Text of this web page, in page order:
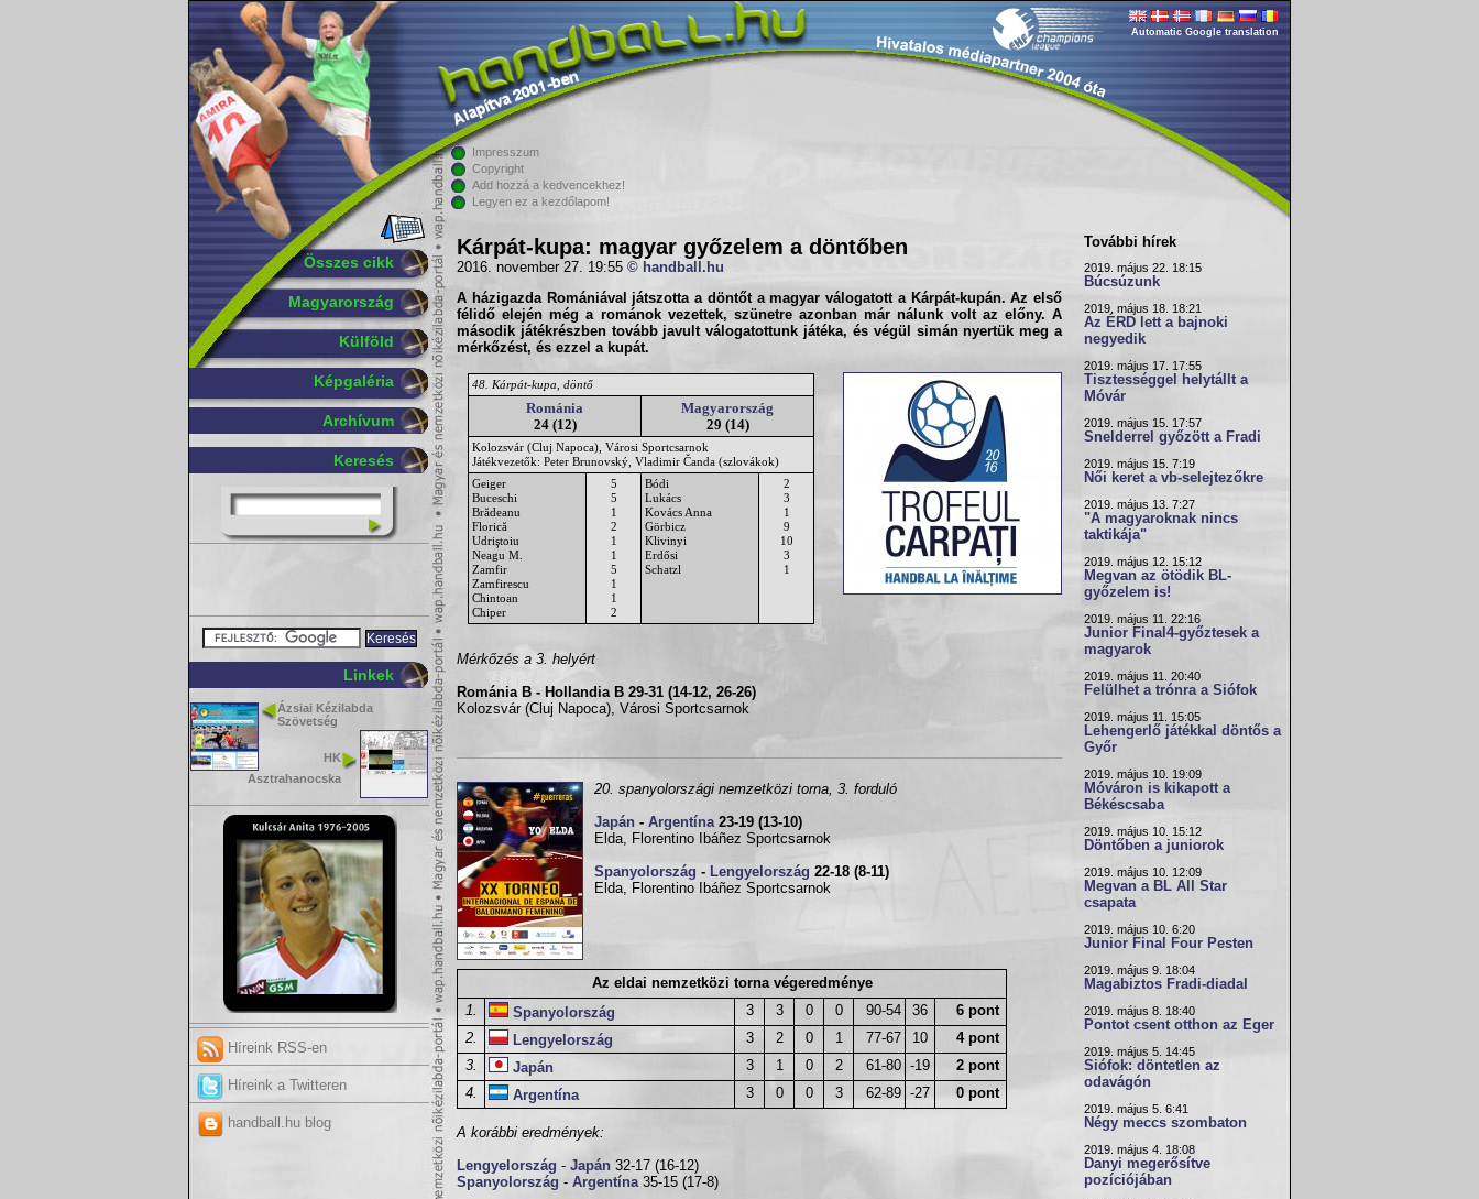
Összes cikk
Magyarország
Külföld
Képgaléria
Archívum
Keresés
Linkek
Ázsiai Kézilabda
Szövetség
HK
Asztrahanocska
Híreink RSS-en
Híreink a Twitteren
handball.hu blog
Automatic Google translation
Impresszum
Copyright
Add hozzá a kedvencekhez!
Legyen ez a kezdőlapom!
Kárpát-kupa: magyar győzelem a döntőben
2016. november 27. 19:55 © handball.hu
A házigazda Romániával játszotta a döntőt a magyar válogatott a Kárpát-kupán. Az első
félidő elején még a románok vezettek, szünetre azonban már nálunk volt az előny. A
második játékrészben tovább javult válogatottunk játéka, és végül simán nyertük meg a
mérkőzést, és ezzel a kupát.
48. Kárpát-kupa, döntő
Románia
24 (12)
Magyarország
29 (14)
Kolozsvár (Cluj Napoca), Városi Sportcsarnok
Játékvezetők: Peter Brunovský, Vladimir Čanda (szlovákok)
Geiger
Buceschi
Brădeanu
Florică
Udriştoiu
Neagu M.
Zamfir
Zamfirescu
Chintoan
Chiper
5
5
1
2
1
1
5
1
1
2
Bódi
Lukács
Kovács Anna
Görbicz
Klivinyi
Erdősi
Schatzl
2
3
1
9
10
3
1
Mérkőzés a 3. helyért
Románia B - Hollandia B 29-31 (14-12, 26-26)
Kolozsvár (Cluj Napoca), Városi Sportcsarnok
20. spanyolországi nemzetközi torna, 3. forduló
Japán - Argentína23-19 (13-10)
Elda, Florentino Ibáñez Sportcsarnok
Spanyolország - Lengyelország 22-18 (8-11)
Elda, Florentino Ibáñez Sportcsarnok
Az eldai nemzetközi torna végeredménye
1.
Spanyolország 3 3 0 0 90-54 36
6 pont
2.
Lengyelország 3 2 0 1 77-67 10
4 pont
3.
Japán 3 1 0 2 61-80 -19
2 pont
4.
Argentína 3 0 0 3 62-89 -27 0 pont
A korábbi eredmények:
Lengyelország - Japán 32-17 (16-12)
Spanyolország - Argentína35-15 (17-8)
További hírek
2019. május 22. 18:15
Búcsúzunk
2019. május 18. 18:21
Az ÉRD lett a bajnoki
negyedik
2019. május 17. 17:55
Tisztességgel helytállt a
Móvár
2019. május 15. 17:57
Snelderrel győzött a Fradi
2019. május 15. 7:19
Női keret a vb-selejtezőkre
2019. május 13. 7:27
"A magyaroknak nincs
taktikája"
2019. május 12. 15:12
Megvan az ötödik BL-
győzelem is!
2019. május 11. 22:16
Junior Final4-győztesek a
magyarok
2019. május 11. 20:40
Felülhet a trónra a Siófok
2019. május 11. 15:05
Lehengerlő játékkal döntős a
Győr
2019. május 10. 19:09
Móváron is kikapott a
Békéscsaba
2019. május 10. 15:12
Döntőben a juniorok
2019. május 10. 12:09
Megvan a BL All Star
csapata
2019. május 10. 6:20
Junior Final Four Pesten
2019. május 9. 18:04
Magabiztos Fradi-diadal
2019. május 8. 18:40
Pontot csent otthon az Eger
2019. május 5. 14:45
Siófok: döntetlen az
odavágón
2019. május 5. 6:41
Négy meccs szombaton
2019. május 4. 18:08
Danyi megerősítve
pozíciójában